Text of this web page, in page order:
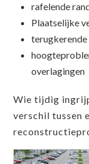
rafelende
Plaatselijke
overlagingen
Wie tijdig
verschil tussen